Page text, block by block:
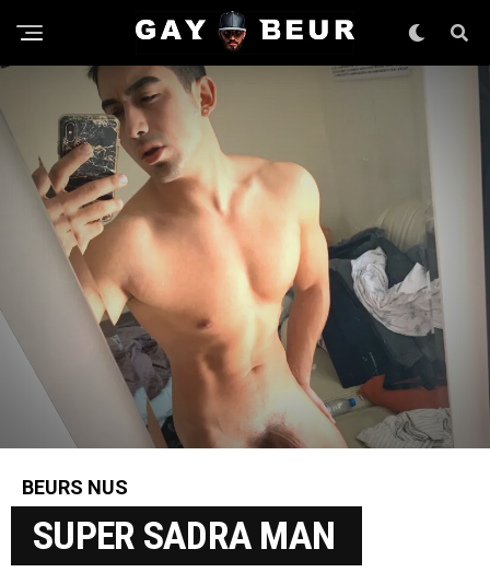
BEURS NUS
SUPER SADRA MAN